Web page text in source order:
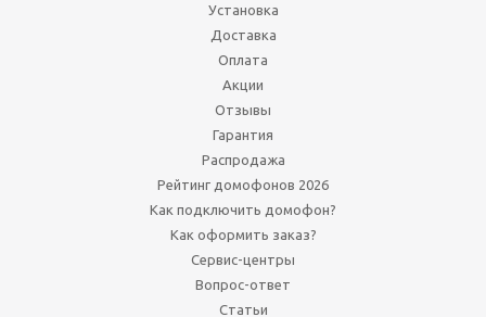
Установка
Доставка
Оплата
Акции
Отзывы
Гарантия
Распродажа
Рейтинг домофонов 2026
Как подключить домофон?
Как оформить заказ?
Сервис-центры
Вопрос-ответ
Статьи